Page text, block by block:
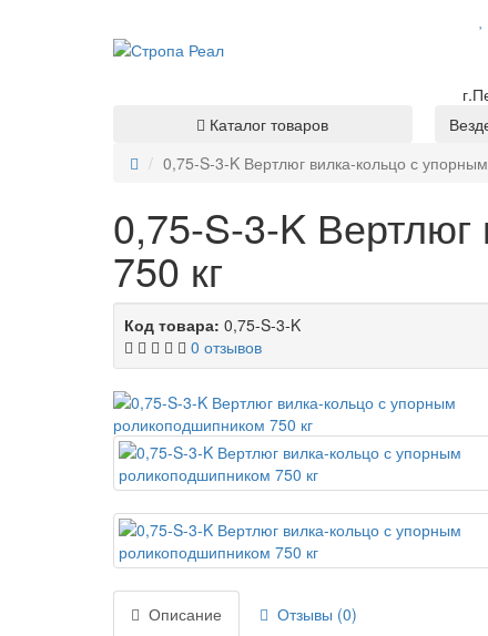
Каталог товаров
0,75-S-3-K Вертлюг вилка-кольцо с
0,75-S-3-K
750 кг
Код товара: 0,75-S-3-K
0 отзывов
Описание
Отзывы (0)